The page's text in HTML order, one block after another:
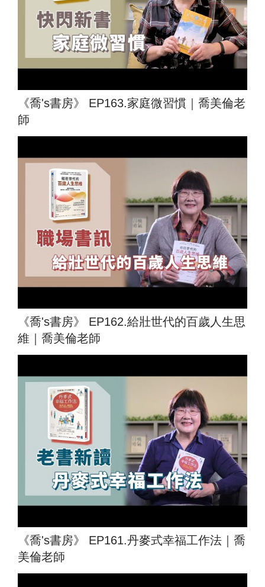
《喬's書房》 EP163.家庭微習慣｜喬美倫老
師
《喬's書房》 EP162.給壯世代的百歲人生思
維｜喬美倫老師
《喬's書房》 EP161.丹麥式幸福工作法｜喬
美倫老師